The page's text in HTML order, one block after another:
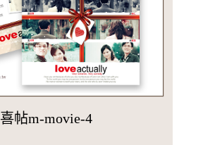
帖m-movie-4